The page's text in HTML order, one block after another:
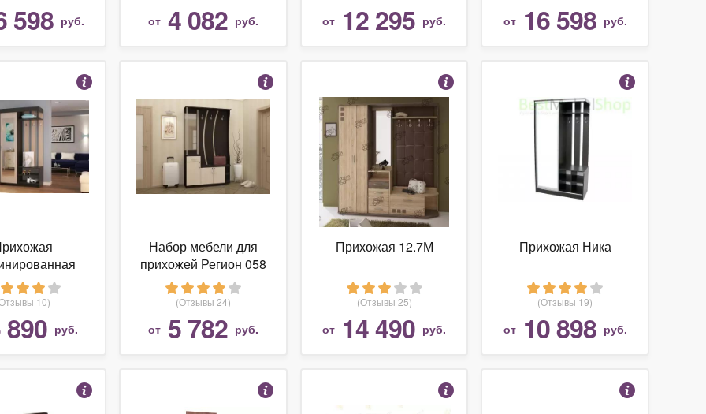
598 руб. от 4 082 руб.
слева)
от 12 295 руб. от 16 598 руб.
ПВ-5
10)
890 руб.
Набор мебели для
прихожей Регион 058
"Ксения-3" (ЛДСП)
(Белфорд, ЛДСП/
Зеркало, Венге)
(Отзывы 24)
от 5 782 руб.
Прихожая 12.7М
(Отзывы 25)
от 14 490 руб.
Прихожая Ника
(Отзывы 19)
от 10 898 руб.